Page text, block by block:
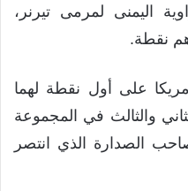
اليمنى لمرمى تيرنر،
نقطة.
على أول نقطة لهما
والثالث في المجموعة
الصدارة الذي انتصر